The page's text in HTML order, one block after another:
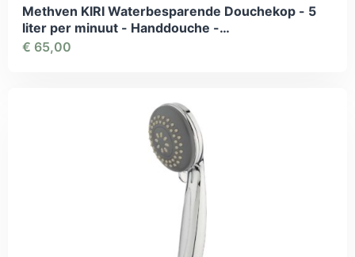
Methven KIRI Waterbesparende Douchekop - 5
liter per minuut - Handdouche -
Energiebesparing - Geld besparend - Comfort
€ 65,00